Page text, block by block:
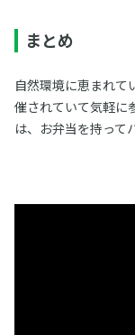
まとめ
自然環境に恵まれて
催されていて気軽に
は、お弁当を持って